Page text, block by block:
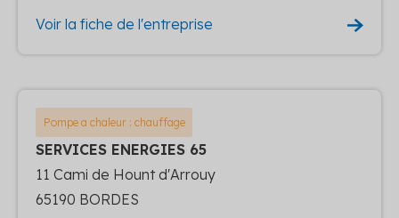
Voir la fiche de l'entreprise
Pompe a chaleur : chauffage
SERVICES ENERGIES 65
11 Cami de Hount d'Arrouy
65190 BORDES